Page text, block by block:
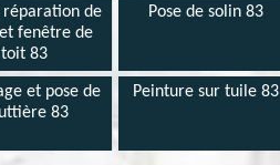
réparation de
fenêtre de
toit 83
Pose de solin 83
et pose de
83
Peinture sur tuile 83